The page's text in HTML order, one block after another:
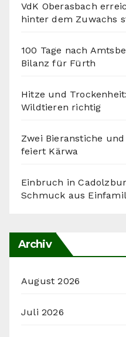
VdK Oberasbach
hinter dem Zuwachs
100 Tage nach
Bilanz für Fürth
Hitze und
Wildtieren richtig
Zwei Bieranstiche
feiert Kärwa
Einbruch in
Schmuck aus
Archiv
August 2026
Juli 2026